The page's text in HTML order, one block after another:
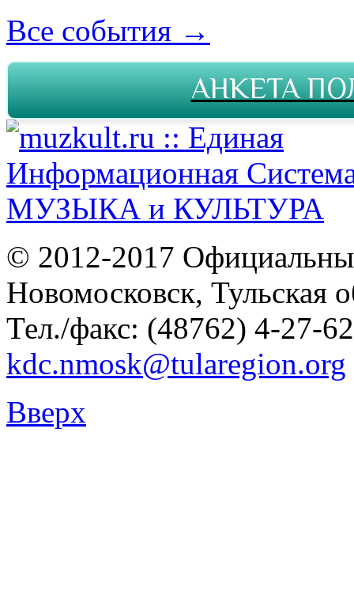
Все события →
АНКЕТА
© 2012-2017
Новомосковск, Тульская
Тел./факс: (48762) 4-27-
kdc.nmosk@tularegion.org
Вверх